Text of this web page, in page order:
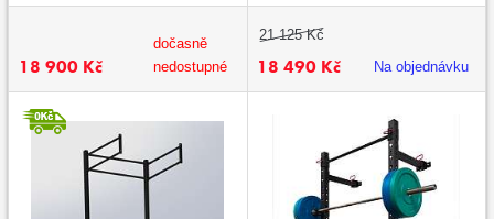
18 900 Kč
dočasně
nedostupné
21 125 Kč
18 490 Kč Na objednávku